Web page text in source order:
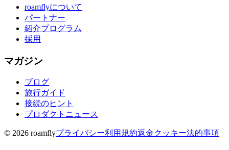
roamflyについて
パートナー
紹介プログラム
採用
マガジン
ブログ
旅行ガイド
接続のヒント
プロダクトニュース
© 2026 roamflyプライバシー利用規約返金クッキー法的事項